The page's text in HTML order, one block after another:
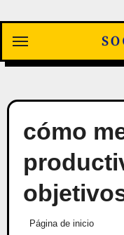
contenido
cómo
Página de inicio